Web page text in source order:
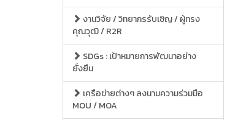
งานวิจัย / วิทยากรรับเชิญ / ผู้ทรง
คุณวุฒิ / R2R
SDGs : เป้าหมายการพัฒนาอย่าง
ยั่งยืน
เครือข่ายต่างๆ ลงนามความร่วมมือ
MOU / MOA